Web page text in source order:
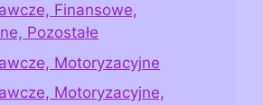
Finansowe,
Pozostałe
Motoryzacyjne
Motoryzacyjne,